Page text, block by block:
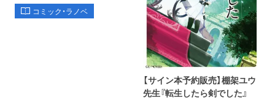
コミック・ラノベ
【サイン本予約販売】棚架ユウ
先生『転生したら剣でした』